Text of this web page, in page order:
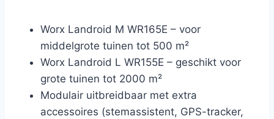
Worx Landroid M WR165E – voor
middelgrote tuinen tot 500 m²
Worx Landroid L WR155E – geschikt voor
grote tuinen tot 2000 m²
Modulair uitbreidbaar met extra
accessoires (stemassistent, GPS-tracker,